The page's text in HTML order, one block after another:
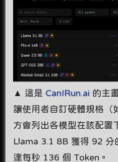
▲ 這是 CanIRun.ai 的主
讓使用者自訂硬體規格（
方會列出各模型在該配置
Llama 3.1 8B 獲得 92 分
達每秒 136 個 Token。